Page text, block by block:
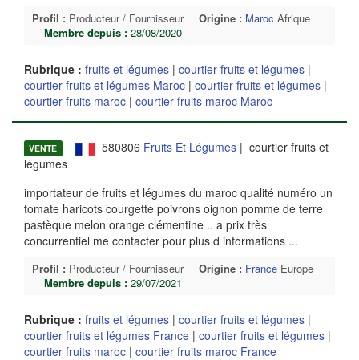
Profil : Producteur / Fournisseur Origine : Maroc Afrique
Membre depuis : 28/08/2020
Rubrique : fruits et légumes | courtier fruits et légumes |
courtier fruits et légumes Maroc | courtier fruits et légumes |
courtier fruits maroc | courtier fruits maroc Maroc
VENTE 580806 Fruits Et Légumes| courtier fruits et
légumes
importateur de fruits et légumes du maroc qualité numéro un
tomate haricots courgette poivrons oignon pomme de terre
pastèque melon orange clémentine .. a prix très
concurrentiel me contacter pour plus d informations ...
Profil : Producteur / Fournisseur Origine : France Europe
Membre depuis : 29/07/2021
Rubrique : fruits et légumes | courtier fruits et légumes |
courtier fruits et légumes France | courtier fruits et légumes |
courtier fruits maroc | courtier fruits maroc France